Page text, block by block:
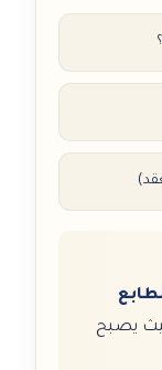
يصبح